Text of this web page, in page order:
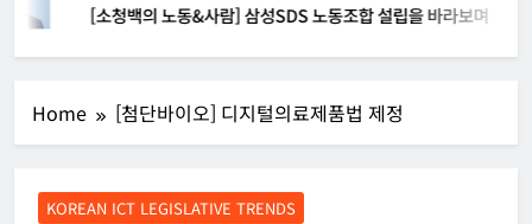
[소청백의 노동&사람] 삼성SDS 노동조합 설립을 바라보며
Home [첨단바이오] 디지털의료제품법 제정
KOREAN ICT LEGISLATIVE TRENDS